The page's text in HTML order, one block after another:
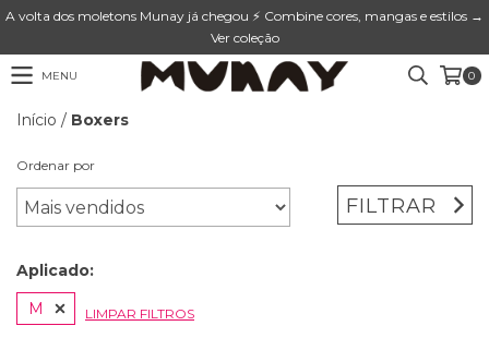
A volta dos moletons Munay já chegou ⚡ Combine cores, mangas e estilos →
Ver coleção
MENU 0
Início / Boxers
Ordenar por
FILTRAR
Aplicado:
M
LIMPAR FILTROS